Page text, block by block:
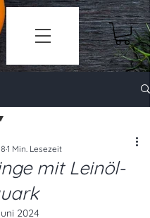
mit Leinöl-
1 Min. Lesezeit
2024